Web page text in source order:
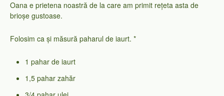
Oana e prietena noastră de la care am primit rețeta asta de
brioșe gustoase.
Folosim ca și măsură paharul de iaurt. *
1 pahar de iaurt
1,5 pahar zahăr